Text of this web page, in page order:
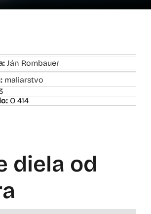
Ján Rombauer
maliarstvo
O 414
diela od